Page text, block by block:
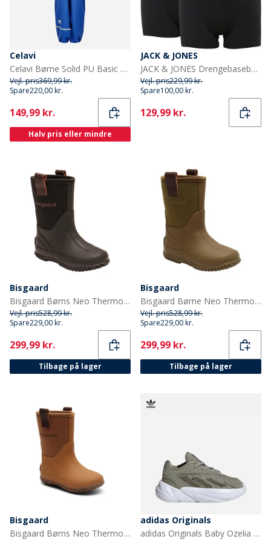
Celavi
Celavi Børne Solid PU Basic Regntøj Sæt Havblå Oceanblue
Vejl. pris369,99 kr.
Spare220,00 kr.
Current
149,99 kr.
Halv pris eller mindre
JACK & JONES
JACK & JONES Drengebaseboksere 5-pak Sort
Vejl. pris229,99 kr.
Spare100,00 kr.
Current
129,99 kr.
Bisgaard
Bisgaard Børns Neo Thermo Gummistøvler Sort
Vejl. pris528,99 kr.
Spare229,00 kr.
Current
299,99 kr.
Tilbage på lager
Bisgaard
Bisgaard Børne Neo Thermo Gummistøvler Grøn
Vejl. pris528,99 kr.
Spare229,00 kr.
Current
299,99 kr.
Tilbage på lager
Bisgaard
Bisgaard Børns Neo Thermo Gummistøvler Kamel
adidas Originals
adidas Originals Baby Ozelia Elastisk Snørebånd Træningssko Silver Pebble/Focus Olive/Cloud White